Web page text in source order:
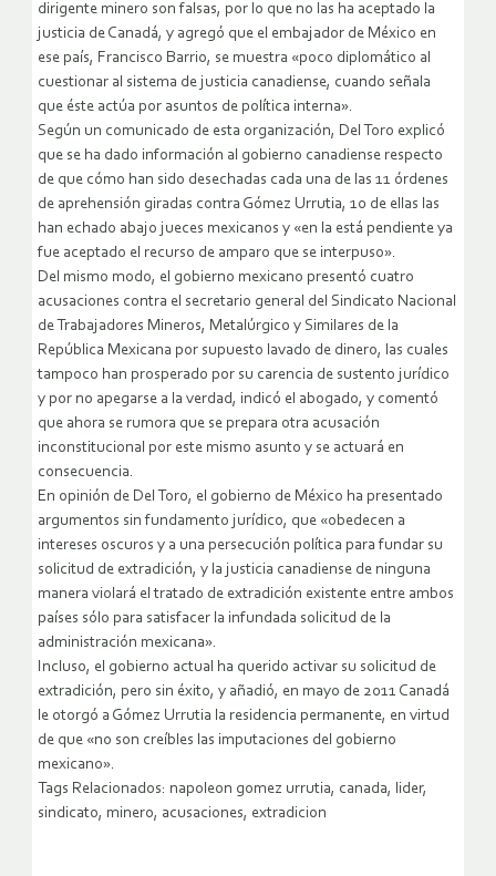
dirigente minero son falsas, por lo que no las ha aceptado la
justicia de Canadá, y agregó que el embajador de México en
ese país, Francisco Barrio, se muestra «poco diplomático al
cuestionar al sistema de justicia canadiense, cuando señala
que éste actúa por asuntos de política interna».
Según un comunicado de esta organización, Del Toro explicó
que se ha dado información al gobierno canadiense respecto
de que cómo han sido desechadas cada una de las 11 órdenes
de aprehensión giradas contra Gómez Urrutia, 10 de ellas las
han echado abajo jueces mexicanos y «en la está pendiente ya
fue aceptado el recurso de amparo que se interpuso».
Del mismo modo, el gobierno mexicano presentó cuatro
acusaciones contra el secretario general del Sindicato Nacional
de Trabajadores Mineros, Metalúrgico y Similares de la
República Mexicana por supuesto lavado de dinero, las cuales
tampoco han prosperado por su carencia de sustento jurídico
y por no apegarse a la verdad, indicó el abogado, y comentó
que ahora se rumora que se prepara otra acusación
inconstitucional por este mismo asunto y se actuará en
consecuencia.
En opinión de Del Toro, el gobierno de México ha presentado
argumentos sin fundamento jurídico, que «obedecen a
intereses oscuros y a una persecución política para fundar su
solicitud de extradición, y la justicia canadiense de ninguna
manera violará el tratado de extradición existente entre ambos
países sólo para satisfacer la infundada solicitud de la
administración mexicana».
Incluso, el gobierno actual ha querido activar su solicitud de
extradición, pero sin éxito, y añadió, en mayo de 2011 Canadá
le otorgó a Gómez Urrutia la residencia permanente, en virtud
de que «no son creíbles las imputaciones del gobierno
mexicano».
Tags Relacionados: napoleon gomez urrutia, canada, lider,
sindicato, minero, acusaciones, extradicion